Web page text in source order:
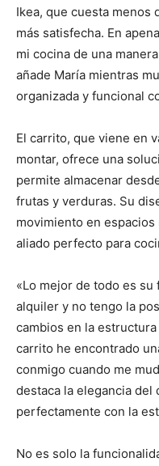
Ikea, que cuesta menos
más satisfecha. En
mi cocina de una
añade María mientras
organizada y funcional
El carrito, que viene en
montar, ofrece una
permite almacenar
frutas y verduras. Su
movimiento en
aliado perfecto para
«Lo mejor de todo es
alquiler y no tengo la
cambios en la
carrito he encontrado
conmigo cuando me
destaca la elegancia
perfectamente con la
No es solo la